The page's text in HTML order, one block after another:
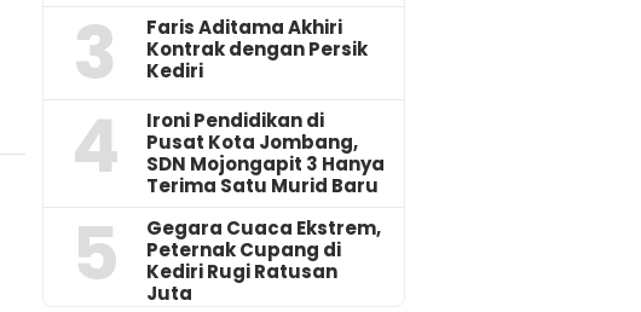
3
Faris Aditama Akhiri
Kontrak dengan Persik
Kediri
4
Ironi Pendidikan di
Pusat Kota Jombang,
SDN Mojongapit 3 Hanya
Terima Satu Murid Baru
5
‎Gegara Cuaca Ekstrem,
Peternak Cupang di
Kediri Rugi Ratusan
Juta